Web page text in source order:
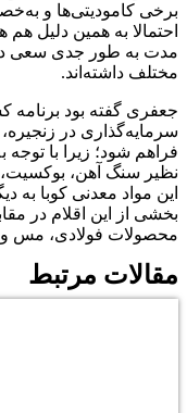
برخی کامودیتی‌ها و
احتمالا به همین دلیل
مدت به طور جدی سعی
مختلف داشته‌اند.
جعفری گفته بود برنامه
سرمایه‌گذاری در
فراهم شود؛ زیرا با توجه
نظیر سنگ آهن،
این مواد معدنی کوبا به
بخشی از این اقلام در
محصولات فولادی، مس و
مقالات مرتبط